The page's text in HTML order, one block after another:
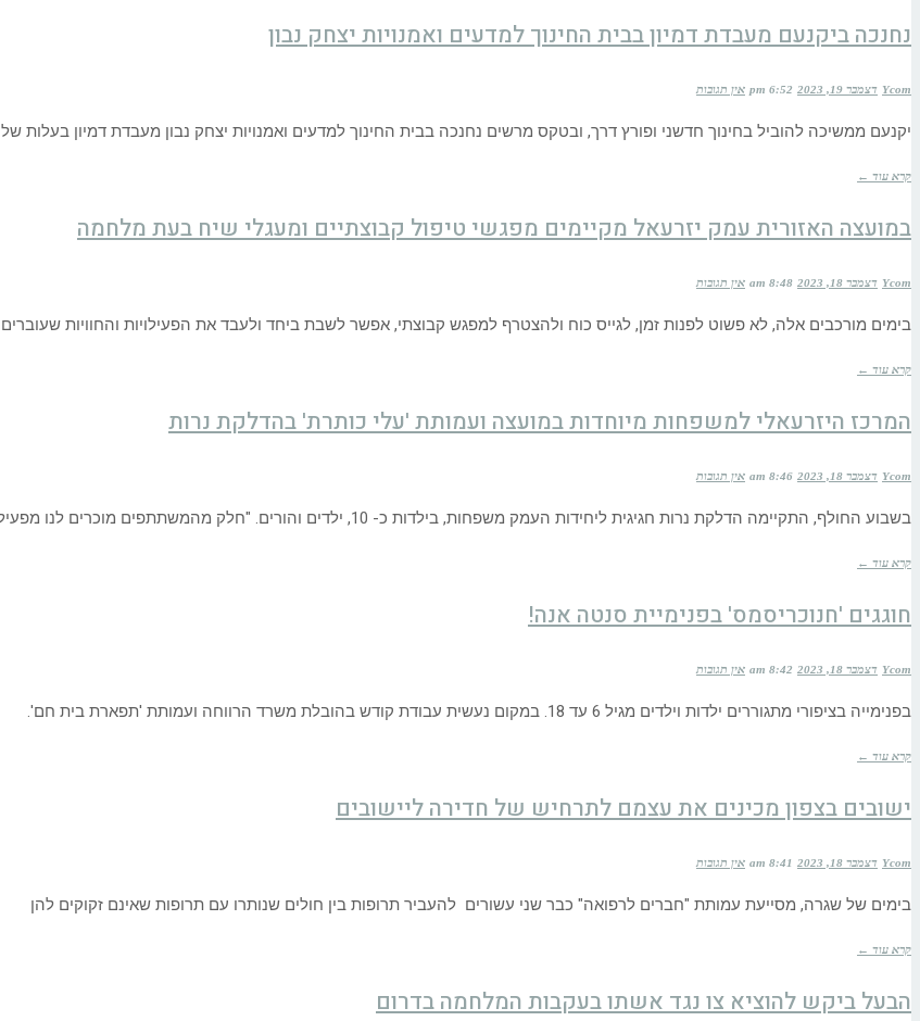
נחנכה ביקנעם מעבדת דמיון בבית החינוך למדעים ואמנויות יצחק נבון
Ycom דצמבר 19, 2023 6:52 pm אין תגובות
יקנעם ממשיכה להוביל בחינוך חדשני ופורץ דרך, ובטקס מרשים נחנכה בבית החינוך למדעים ואמנויות יצחק נבון מעבדת דמיון בעלות של
קרא עוד ←
במועצה האזורית עמק יזרעאל מקיימים מפגשי טיפול קבוצתיים ומעגלי שיח בעת מלחמה
Ycom דצמבר 18, 2023 8:48 am אין תגובות
בימים מורכבים אלה, לא פשוט לפנות זמן, לגייס כוח ולהצטרף למפגש קבוצתי, אפשר לשבת ביחד ולעבד את הפעילויות והחוויות שעוברים
קרא עוד ←
המרכז היזרעאלי למשפחות מיוחדות במועצה ועמותת 'עלי כותרת' בהדלקת נרות
Ycom דצמבר 18, 2023 8:46 am אין תגובות
בשבוע החולף, התקיימה הדלקת נרות חגיגית ליחידות העמק משפחות, בילדות כ- 10, ילדים והורים. "חלק מהמשתתפים מוכרים לנו מפעילות המרכז
קרא עוד ←
חוגגים 'חנוכריסמס' בפנימיית סנטה אנה!
Ycom דצמבר 18, 2023 8:42 am אין תגובות
בפנימייה בציפורי מתגוררים ילדות וילדים מגיל 6 עד 18. במקום נעשית עבודת קודש בהובלת משרד הרווחה ועמותת 'תפארת בית חם'.
קרא עוד ←
ישובים בצפון מכינים את עצמם לתרחיש של חדירה ליישובים
Ycom דצמבר 18, 2023 8:41 am אין תגובות
בימים של שגרה, מסייעת עמותת "חברים לרפואה" כבר שני עשורים להעביר תרופות בין חולים שנותרו עם תרופות שאינם זקוקים להן
קרא עוד ←
הבעל ביקש להוציא צו נגד אשתו בעקבות המלחמה בדרום